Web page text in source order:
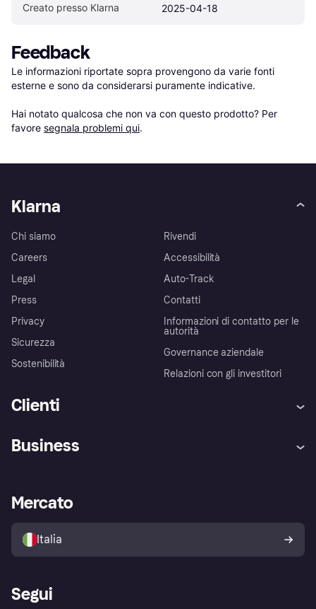
Creato presso Klarna 2025-04-18
Feedback
Le informazioni riportate sopra provengono da varie fonti
esterne e sono da considerarsi puramente indicative.
Hai notato qualcosa che non va con questo prodotto? Per
favore segnala problemi qui.
Klarna
Chi siamo
Careers
Legal
Press
Privacy
Sicurezza
Sostenibilità
Rivendi
Accessibilità
Auto-Track
Contatti
Informazioni di contatto per le
autorità
Governance aziendale
Relazioni con gli investitori
Clienti
Assistenza
Esplora i negozi
Politica di protezione
dell'acquirente Klarna
Business
Accesso aziende
Mercato
Italia
Segui